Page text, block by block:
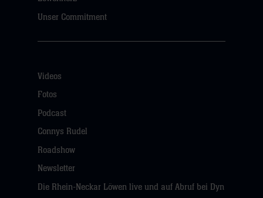
Unser Commitment
Videos
Fotos
Podcast
Connys Rudel
Roadshow
Newsletter
Die Rhein-Neckar Löwen live und auf Abruf bei Dyn